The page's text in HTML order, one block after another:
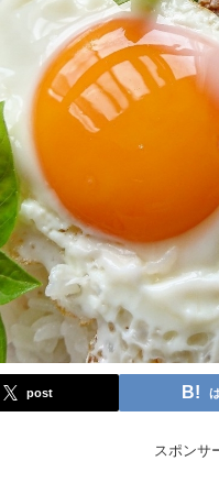
post
スポンサ